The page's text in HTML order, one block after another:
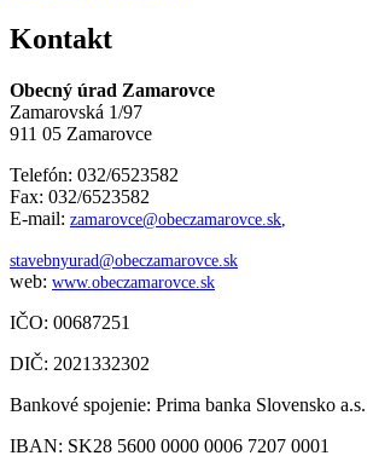
Kontakt
Obecný úrad Zamarovce
Zamarovská 1/97
911 05 Zamarovce
Telefón: 032/6523582
Fax: 032/6523582
E-mail: zamarovce@obeczamarovce.sk
stavebnyurad@obeczamarovce.sk
web: www.obeczamarovce.sk
IČO: 00687251
DIČ: 2021332302
Bankové spojenie: Prima banka Slovensko a.s.
IBAN: SK28 5600 0000 0006 7207 0001